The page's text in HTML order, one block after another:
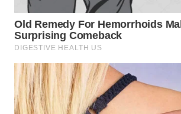
WN
TAPANULI
TENGAH
WN DELI
SERDANG